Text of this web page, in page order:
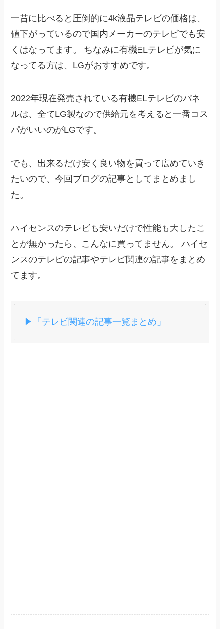
一昔に比べると圧倒的に4k液晶テレビの価格は、
値下がっているので国内メーカーのテレビでも安
くはなってます。 ちなみに有機ELテレビが気に
なってる方は、LGがおすすめです。
2022年現在発売されている有機ELテレビのパネ
ルは、全てLG製なので供給元を考えると一番コス
パがいいのがLGです。
でも、出来るだけ安く良い物を買って広めていき
たいので、今回ブログの記事としてまとめまし
た。
ハイセンスのテレビも安いだけで性能も大したこ
とが無かったら、こんなに買ってません。 ハイセ
ンスのテレビの記事やテレビ関連の記事をまとめ
てます。
▶「テレビ関連の記事一覧まとめ」